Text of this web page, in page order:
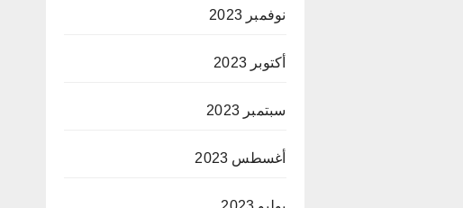
نوفمبر 2023
أكتوبر 2023
سبتمبر 2023
أغسطس 2023